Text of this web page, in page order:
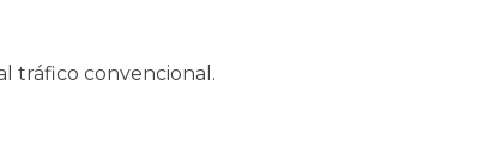
tráfico convencional.